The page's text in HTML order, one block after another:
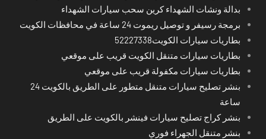
بدالة ونشات الشهداء كرين سحب سيارات الشهداء
برمجة رسيفر و توصيل ريموت 24 ساعة في محافظات الكويت
بطاريات سيارات الكويت52227338
بطاريات سيارات متنقل الكويت قريب على موقعي
بطاريات سيارات مكفولة قريب على موقعي
بنشر تصليح سيارات متنقل متطور على الطريق بالكويت 24
ساعة
بنشر كراج تصليح سيارات فينشر بالكويت على الطريق
بنشر متنقل الجهراء فوري